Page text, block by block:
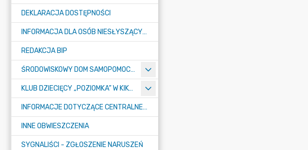
DEKLARACJA DOSTĘPNOŚCI
INFORMACJA DLA OSÓB NIESŁYSZĄCYCH
REDAKCJA BIP
ŚRODOWISKOWY DOM SAMOPOMOCY "KONICZYNKA" W SUMINIE
KLUB DZIECIĘCY „POZIOMKA” W KIKOLE
INFORMACJE DOTYCZĄCE CENTRALNEGO PORTU KOMUNIKACYJNEGO
INNE OBWIESZCZENIA
SYGNALIŚCI - ZGŁOSZENIE NARUSZEŃ